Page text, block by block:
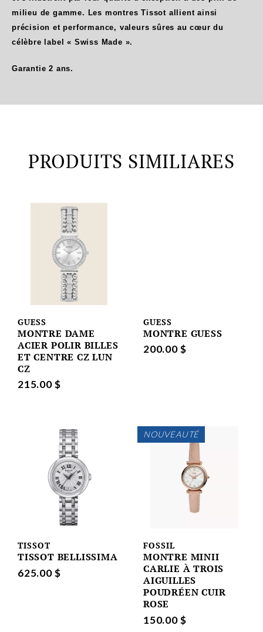
milieu de gamme. Les montres Tissot allient ainsi
précision et performance, valeurs sûres au cœur du
célèbre label « Swiss Made ».
Garantie 2 ans.
PRODUITS SIMILIARES
GUESS
MONTRE DAME
ACIER POLIR BILLES
ET CENTRE CZ LUN
CZ
215.00 $
GUESS
MONTRE GUESS
200.00 $
TISSOT
TISSOT BELLISSIMA
625.00 $
NOUVEAUTÉ
FOSSIL
MONTRE MINII
CARLIE À TROIS
AIGUILLES
POUDRÉEN CUIR
ROSE
150.00 $